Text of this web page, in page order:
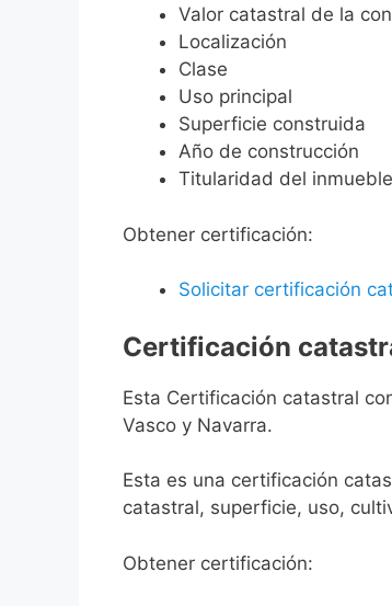
Valor catastral de la
Localización
Clase
Uso principal
Superficie construida
Año de construcción
Titularidad del
Obtener certificación:
Solicitar certificación
Certificación
Esta Certificación catastral
Vasco y Navarra.
Esta es una certificación
catastral, superficie, uso,
Obtener certificación: